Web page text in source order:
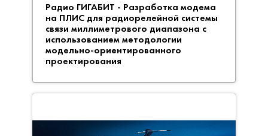
Радио ГИГАБИТ - Разработка модема
на ПЛИС для радиорелейной системы
связи миллиметрового диапазона с
использованием методологии
модельно-ориентированного
проектирования